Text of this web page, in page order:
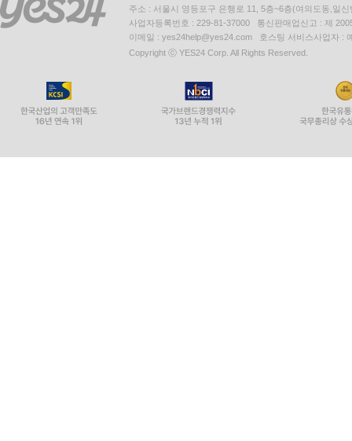
주소 : 서울시 영등포구 은행로 11, 5층~6층(여의도동,일신
사업자등록번호 : 229-81-37000 통신판매업신고 : 제
이메일 : yes24help@yes24.com 호스팅 서비스사업자 :
Copyright ⓒ YES24 Corp. All Rights Reserved.